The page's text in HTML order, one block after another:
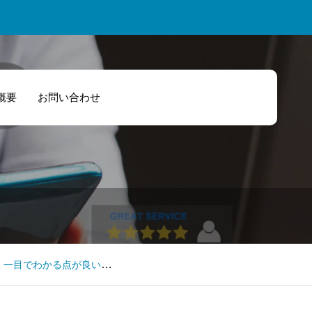
要 お問い合わせ
別・商品別損
析資料作成：
、簿記の知識
すい管理表を
マンです！
目でわかる点が良い